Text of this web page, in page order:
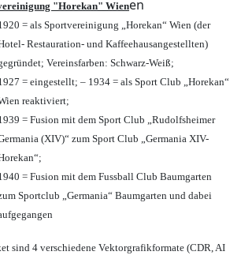
"Horekan" Wienen
= als Sportvereinigung „Horekan“ Wien (der
Restauration- und Kaffeehausangestellten)
Vereinsfarben: Schwarz-Weiß;
= eingestellt; – 1934 = als Sport Club „Horekan“
reaktiviert;
= Fusion mit dem Sport Club „Rudolfsheimer
(XIV)“ zum Sport Club „Germania XIV-
= Fusion mit dem Fussball Club Baumgarten
Sportclub „Germania“ Baumgarten und dabei
sind 4 verschiedene Vektorgrafikformate (CDR, AI